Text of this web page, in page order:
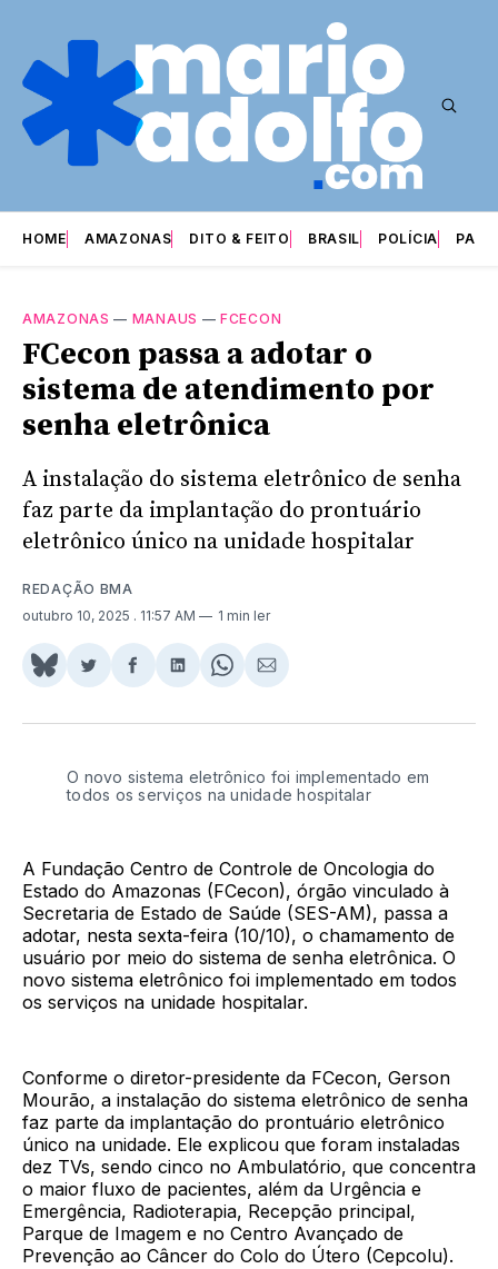
HOME AMAZONAS DITO & FEITO BRASIL POLÍCIA
AMAZONAS — MANAUS —FCECON
FCecon passa a adotar o
sistema de atendimento por
senha eletrônica
A instalação do sistema eletrônico de senha
faz parte da implantação do prontuário
eletrônico único na unidade hospitalar
REDAÇÃO BMA
outubro 10, 2025 . 11:57 AM 1 min ler
Share
BlueSky
Compartilhar
Twitter
Compartilhar
Facebook
Compartilhar
LinkedIn
Share
WhatsApp
Compartilhar
Email
O novo sistema eletrônico foi implementado em
todos os serviços na unidade hospitalar
A Fundação Centro de Controle de Oncologia do
Estado do Amazonas (FCecon), órgão vinculado à
Secretaria de Estado de Saúde (SES-AM), passa a
adotar, nesta sexta-feira (10/10), o chamamento de
usuário por meio do sistema de senha eletrônica. O
novo sistema eletrônico foi implementado em todos
os serviços na unidade hospitalar.
Conforme o diretor-presidente da FCecon, Gerson
Mourão, a instalação do sistema eletrônico de senha
faz parte da implantação do prontuário eletrônico
único na unidade. Ele explicou que foram instaladas
dez TVs, sendo cinco no Ambulatório, que concentra
o maior fluxo de pacientes, além da Urgência e
Emergência, Radioterapia, Recepção principal,
Parque de Imagem e no Centro Avançado de
Prevenção ao Câncer do Colo do Útero (Cepcolu).